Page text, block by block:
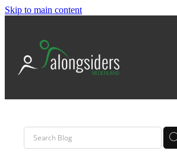
Skip to main content
THE ALONGSIDERS SUNDAY